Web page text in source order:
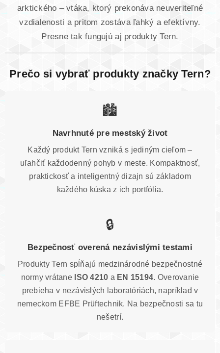
arktického – vtáka, ktorý prekonáva neuveriteľné
vzdialenosti a pritom zostáva ľahký a efektívny.
Presne tak fungujú aj produkty Tern.
Prečo si vybrať produkty značky Tern?
🏙️
Navrhnuté pre mestský život
Každý produkt Tern vzniká s jediným cieľom –
uľahčiť každodenný pohyb v meste. Kompaktnosť,
praktickosť a inteligentný dizajn sú základom
každého kúska z ich portfólia.
🔒
Bezpečnosť overená nezávislými testami
Produkty Tern spĺňajú medzinárodné bezpečnostné
normy vrátane ISO 4210 a EN 15194. Overovanie
prebieha v nezávislých laboratóriách, napríklad v
nemeckom EFBE Prüftechnik. Na bezpečnosti sa tu
nešetrí.